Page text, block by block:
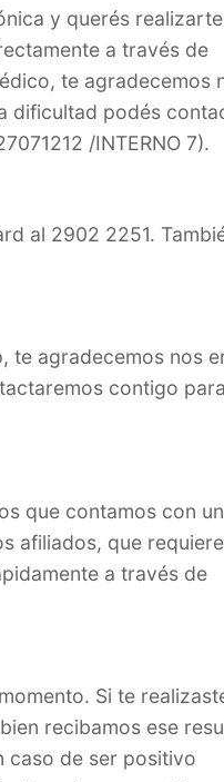
y querés
a través de
te agradecemos
dificultad podés
/INTERNO 7).
al 2902 2251.
te agradecemos nos
contigo para
que contamos con
afiliados, que requiere
a través de
Si te
recibamos ese
caso de ser positivo